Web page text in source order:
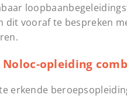
dit vooraf te bespreken
Noloc-opleiding
erkende